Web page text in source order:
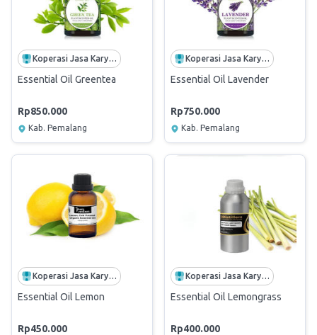
Koperasi Jasa Karyawan PPCI
Essential Oil Greentea
Rp850.000
Kab. Pemalang
Koperasi Jasa Karyawan PPCI
Essential Oil Lavender
Rp750.000
Kab. Pemalang
Koperasi Jasa Karyawan PPCI
Essential Oil Lemon
Rp450.000
Koperasi Jasa Karyawan PPCI
Essential Oil Lemongrass
Rp400.000